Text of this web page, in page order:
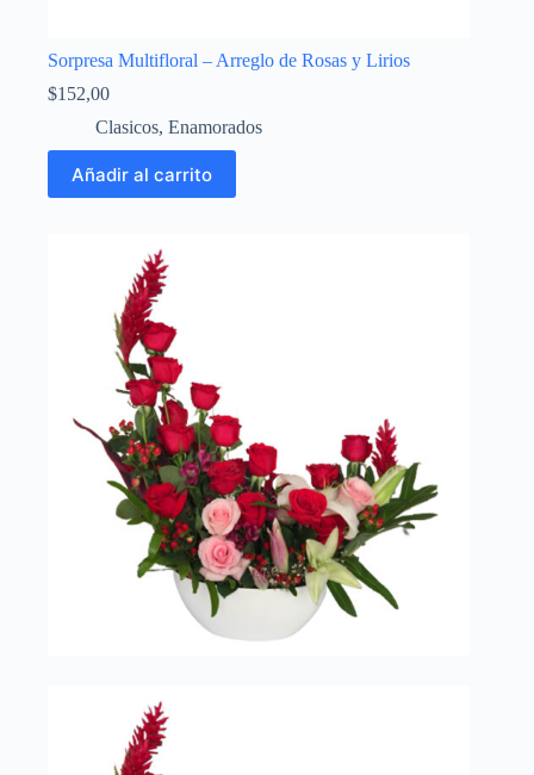
Sorpresa Multifloral – Arreglo de Rosas y Lirios
$152,00
Clasicos, Enamorados
Añadir al carrito